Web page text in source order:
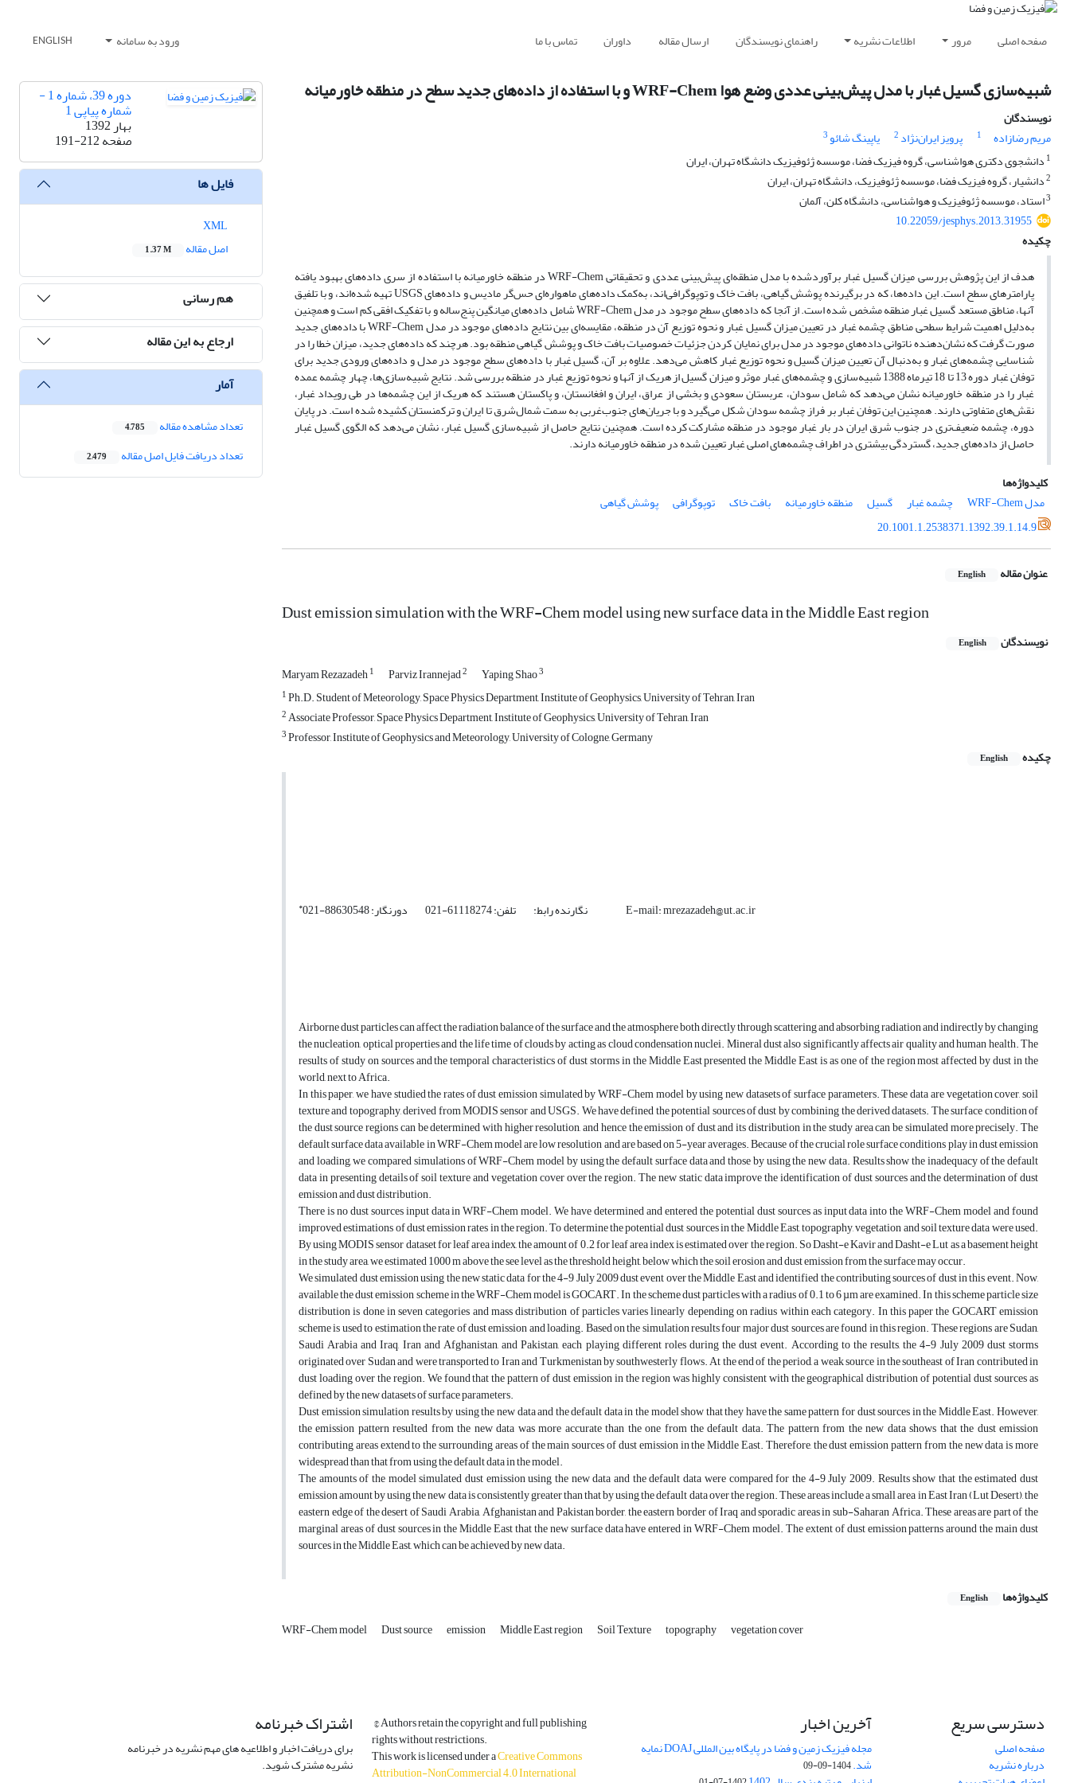
صفحه اصلی مرور اطلاعات نشریه راهنمای نویسندگان ارسال مقاله داوران تماس با ما ورود به سامانه ENGLISH
شبیه‌سازی گسیل غبار با مدل پیش‌بینی عددی وضع هوا WRF-Chem و با استفاده از داده‌های جدید سطح در منطقه خاورمیانه
نویسندگان
مریم رضازاده
1 پرویز ایران‌‌نژاد 2 یاپینگ شائو3
1 دانشجوی دکتری هواشناسی، گروه فیزیک فضا، موسسه ژئوفیزیک دانشگاه تهران، ایران
2دانشیار، گروه فیزیک فضا، موسسه ژئوفیزیک، دانشگاه تهران، ایران
3استاد، موسسه ژئوفیزیک و هواشناسی، دانشگاه کلن، آلمان
10.22059/jesphys.2013.31955
چکیده
هدف از این پژوهش بررسی میزان گسیل غبار برآوردشده با مدل منطقه‌ای پیش‌بینی عددی و تحقیقاتی WRF-Chem در منطقه خاور‌میانه با استفاده از سری داده‌های بهبود یافته
پارامترهای سطح است. این داده‌ها، که در برگیرنده پوشش گیاهی، بافت خاک و توپوگرافی‌اند، به‌‌کمک داده‌های ماهواره‌ای حس‌گر مادیس و داده‌های USGS تهیه شده‌اند، و با تلفیق
آنها، مناطق مستعد گسیل غبار منطقه مشخص شده است. از آنجا که داده‌های سطح موجود در مدل WRF-Chem شامل داده‌های میانگین پنج‌‌ساله و با تفکیک افقی کم است و همچنین
به‌‌دلیل اهمیت شرایط سطحی مناطق چشمه غبار در تعیین میزان گسیل غبار و نحوه توزیع آن در منطقه، مقایسه‌ای بین نتایج داده‌های موجود در مدل WRF-Chem با داده‌های جدید
صورت گرفت که نشان‌دهنده ناتوانی داده‌های موجود در مدل برای نمایان کردن جزئیات خصوصیات بافت خاک و پوشش گیاهی منطقه بود. هرچند که داده‌های جدید، میزان خطا را در
شناسایی چشمه‌های غبار و به‌‌دنبال آن تعیین میزان گسیل و نحوه توزیع غبار کاهش می‌دهد. علاوه بر آن، گسیل غبار با داده‌های سطح موجود در مدل و داده‌های ورودی جدید برای
توفان غبار دوره 13 تا 18 تیرماه 1388 شبیه‌سازی و چشمه‌های غبار موثر و میزان گسیل از هریک از آنها و نحوه توزیع غبار در منطقه بررسی شد. نتایج شبیه‌سازی‌ها، چهار چشمه عمده
غبار را در منطقه خاورمیانه نشان می‌دهد که شامل سودان، عربستان سعودی و بخشی از عراق، ایران و افغانستان، و پاکستان هستند که هریک از این چشمه‌ها در طی رویداد غبار،
نقش‌های متفاوتی دارند. همچنین این توفان غبار بر فراز چشمه سودان شکل می‌گیرد و با جریان‌های جنوب‌غربی به سمت شمال‌شرق تا ایران و ترکمنستان کشیده شده است. در پایان
دوره، چشمه ضعیف‌تری در جنوب شرق ایران در بار غبار موجود در منطقه مشارکت کرده است. همچنین نتایج حاصل از شبیه‌سازی گسیل غبار، نشان می‌دهد که الگوی گسیل غبار
حاصل از داده‌های جدید، گستردگی بیشتری در اطراف چشمه‌های اصلی غبار تعیین شده در منطقه خاورمیانه دارند.
کلیدواژه‌ها
مدل WRF-Chem
چشمه غبار گسیل منطقه خاورمیانه بافت خاک توپوگرافی
پوشش گیاهی
20.1001.1.2538371.1392.39.1.14.9
عنوان مقاله English
Dust emission simulation with the WRF-Chem model using new surface data in the Middle East region
نویسندگان English
Maryam Rezazadeh1 Parviz Irannejad2 Yaping Shao3
1Ph.D. Student of Meteorology, Space Physics Department, Institute of Geophysics, University of Tehran, Iran
2Associate Professor, Space Physics Department, Institute of Geophysics, University of Tehran, Iran
3Professor, Institute of Geophysics and Meteorology, University of Cologne, Germany
چکیده
English
* نگارنده رابط: تلفن: 61118274-021 دورنگار: 88630548-021 E-mail: mrezazadeh@ut.ac.ir
Airborne dust particles can affect the radiation balance of the surface and the atmosphere both directly through scattering and absorbing radiation and indirectly by changing
the nucleation, optical properties and the life time of clouds by acting as cloud condensation nuclei. Mineral dust also significantly affects air quality and human health. The
results of study on sources and the temporal characteristics of dust storms in the Middle East presented the Middle East is as one of the region most affected by dust in the
world, next to Africa.
In this paper, we have studied the rates of dust emission simulated by WRF-Chem model by using new datasets of surface parameters. These data are vegetation cover, soil
texture and topography, derived from MODIS sensor and USGS. We have defined the potential sources of dust by combining the derived datasets. The surface condition of
the dust source regions can be determined with higher resolution, and hence the emission of dust and its distribution in the study area can be simulated more precisely. The
default surface data available in WRF-Chem model are low resolution and are based on 5-year averages. Because of the crucial role surface conditions play in dust emission
and loading, we compared simulations of WRF-Chem model by using the default surface data and those by using the new data. Results show the inadequacy of the default
data in presenting details of soil texture and vegetation cover over the region. The new static data improve the identification of dust sources and the determination of dust
emission and dust distribution.
There is no dust sources input data in WRF-Chem model. We have determined and entered the potential dust sources as input data into the WRF-Chem model and found
improved estimations of dust emission rates in the region. To determine the potential dust sources in the Middle East, topography, vegetation and soil texture data were used.
By using MODIS sensor dataset for leaf area index, the amount of 0.2 for leaf area index is estimated over the region. So Dasht-e Kavir and Dasht-e Lut as a basement height
in the study area, we estimated 1000 m above the see level as the threshold height, below which the soil erosion and dust emission from the surface may occur.
We simulated dust emission using the new static data for the 4-9 July 2009 dust event over the Middle East and identified the contributing sources of dust in this event. Now,
available the dust emission scheme in the WRF-Chem model is GOCART. In the scheme dust particles with a radius of 0.1 to 6 µm are examined. In this scheme particle size
distribution is done in seven categories and mass distribution of particles varies linearly depending on radius within each category. In this paper the GOCART emission
scheme is used to estimation the rate of dust emission and loading. Based on the simulation results four major dust sources are found in this region. These regions are Sudan,
Saudi Arabia and Iraq, Iran and Afghanistan, and Pakistan, each playing different roles during the dust event. According to the results, the 4-9 July 2009 dust storms
originated over Sudan and were transported to Iran and Turkmenistan by southwesterly flows. At the end of the period, a weak source in the southeast of Iran contributed in
dust loading over the region. We found that the pattern of dust emission in the region was highly consistent with the geographical distribution of potential dust sources as
defined by the new datasets of surface parameters.
Dust emission simulation results by using the new data and the default data in the model show that they have the same pattern for dust sources in the Middle East. However,
the emission pattern resulted from the new data was more accurate than the one from the default data. The pattern from the new data shows that the dust emission
contributing areas extend to the surrounding areas of the main sources of dust emission in the Middle East. Therefore, the dust emission pattern from the new data is more
widespread than that from using the default data in the model.
The amounts of the model simulated dust emission using the new data and the default data were compared for the 4-9 July 2009. Results show that the estimated dust
emission amount by using the new data is consistently greater than that by using the default data over the region. These areas include a small area in East Iran (Lut Desert), the
eastern edge of the desert of Saudi Arabia, Afghanistan and Pakistan border, the eastern border of Iraq and sporadic areas in sub-Saharan Africa. These areas are part of the
marginal areas of dust sources in the Middle East that the new surface data have entered in WRF-Chem model. The extent of dust emission patterns around the main dust
sources in the Middle East, which can be achieved by new data.
کلیدواژه‌ها English
WRF-Chem model Dust source emission Middle East region Soil Texture topography vegetation cover
دوره 39، شماره 1 -
شماره پیاپی 1
بهار 1392
صفحه191-212
فایل ها
اصل مقاله
1.37 M
هم رسانی
ارجاع به این مقاله
آمار
تعداد مشاهده مقاله 4,785
تعداد دریافت فایل اصل مقاله 2,479
دسترسی سریع
صفحه اصلی
درباره نشریه
آخرین اخبار
مجله فیزیک زمین و فضا در پایگاه بین المللی DOAJ نمایه
شد.1404-09-09
© Authors retain the copyright and full publishing
rights without restrictions.
This work is licensed under aCreative Commons
Attribution-NonCommercial 4.0 International
اشتراک خبرنامه
برای دریافت اخبار و اطلاعیه های مهم نشریه در خبرنامه
نشریه مشترک شوید.